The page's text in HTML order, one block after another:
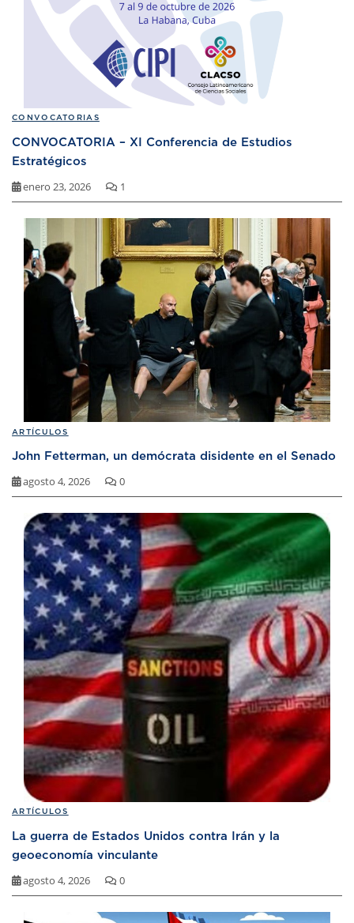
CONVOCATORIAS
CONVOCATORIA – XI Conferencia de Estudios
Estratégicos
enero 23, 2026 1
ARTÍCULOS
John Fetterman, un demócrata disidente en el Senado
agosto 4, 2026 0
ARTÍCULOS
La guerra de Estados Unidos contra Irán y la
geoeconomía vinculante
agosto 4, 2026 0